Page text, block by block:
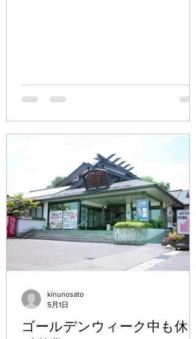
ゴールデンウィーク中も休ま
kinunosato
5月1日